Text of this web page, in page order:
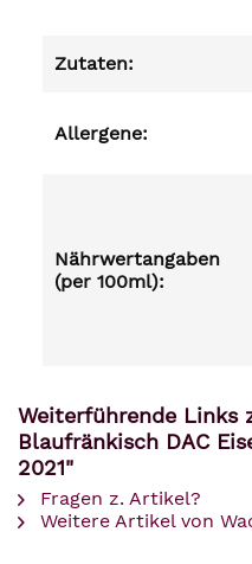
Zutaten:
Allergene:
Nährwertangaben
(per 100ml):
Weiterführende Links
Blaufränkisch DAC
2021"
Fragen z. Artikel?
Weitere Artikel von